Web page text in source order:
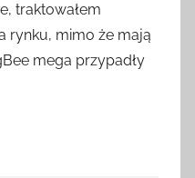
z
e
z
traktowałem
rynku, mimo że mają
mega przypadły